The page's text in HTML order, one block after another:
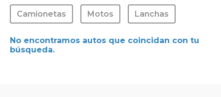
CONOCÉ CARMAK
Camionetas Motos Lanchas
No encontramos autos que coincidan con tu
búsqueda.